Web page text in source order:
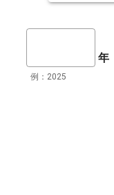
例：2025
年